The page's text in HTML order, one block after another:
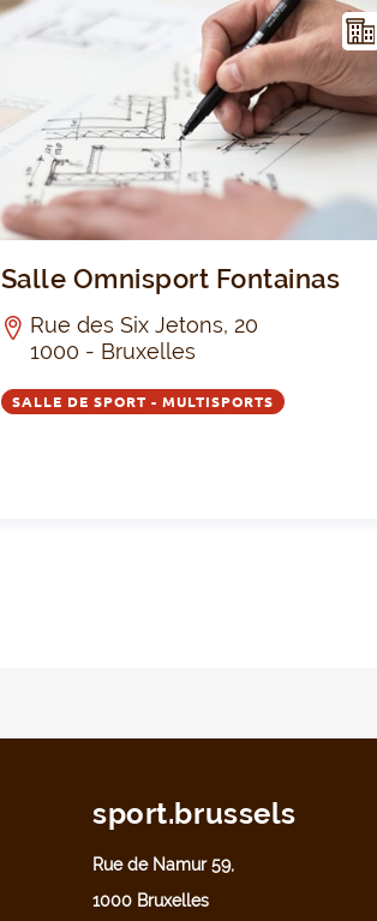
NFR
AST
RUC
Salle Omnisport Fontainas
Rue des Six Jetons, 20
1000 - Bruxelles
SALLE DE SPORT - MULTISPORTS
sport.brussels
Rue de Namur 59,
1000 Bruxelles